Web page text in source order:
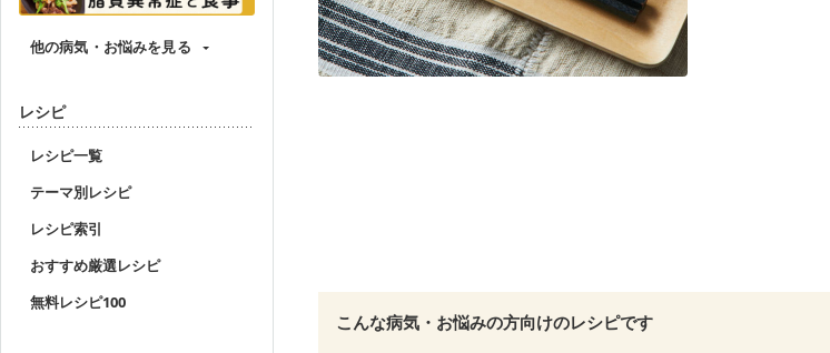
他の病気・お悩みを見る
レシピ
レシピ一覧
テーマ別レシピ
レシピ索引
おすすめ厳選レシピ
無料レシピ100
こんな病気・お悩みの方向けのレシピです